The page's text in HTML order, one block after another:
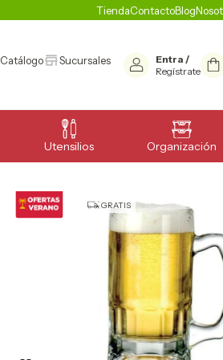
TiendaContactoBlog
Catálogo Sucursales Entra /
Regístrate
Utensilios Organización
GRATIS